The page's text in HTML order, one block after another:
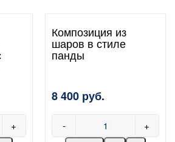
+
Композиция из
шаров в стиле
панды
8 400 руб.
- +